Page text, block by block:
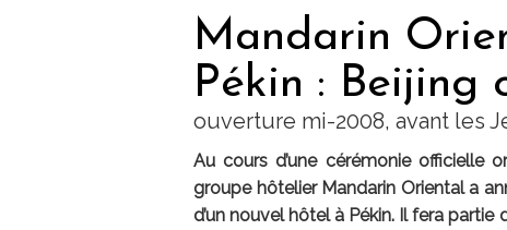
Mandarin
Pékin : Beijing
ouverture mi-2008, avant les
Au cours d’une cérémonie officielle
groupe hôtelier Mandarin Oriental a
d’un nouvel hôtel à Pékin. Il fera